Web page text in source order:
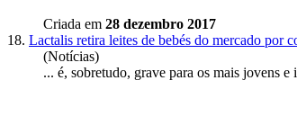
Criada em 28 dezembro 2017
18. Lactalis retira leites de bebés do mercado por
(Notícias)
... é, sobretudo, grave para os mais jovens